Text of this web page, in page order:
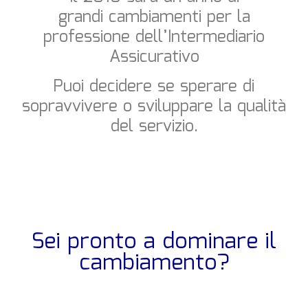
grandi cambiamenti per la
professione dell’Intermediario
Assicurativo
Puoi decidere se sperare di
sopravvivere o sviluppare la qualità
del servizio.
Sei pronto a dominare il
cambiamento?